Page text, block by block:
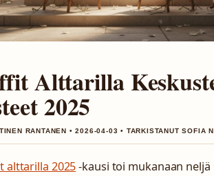
Alttarilla
2025
RANTANEN • 2026-04-03 • TARKISTANUT SOFIA
alttarilla 2025-kausi toi mukanaan